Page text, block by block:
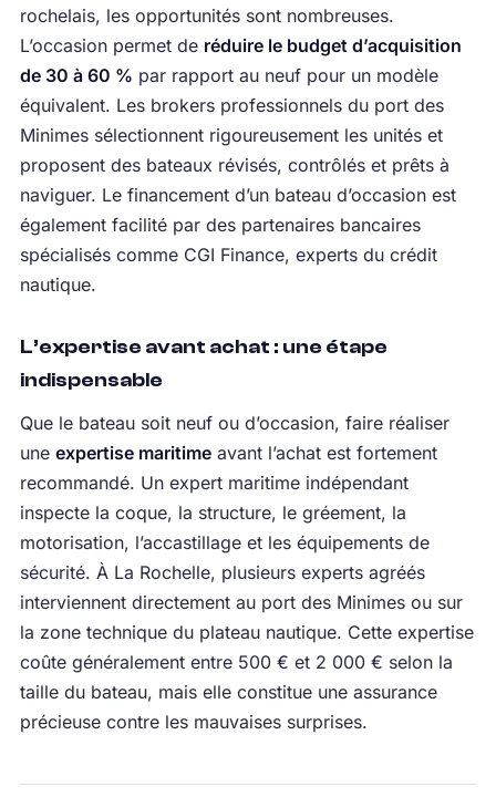
rochelais, les opportunités sont nombreuses.
L’occasion permet de réduire le budget d’acquisition
de 30 à 60 % par rapport au neuf pour un modèle
équivalent. Les brokers professionnels du port des
Minimes sélectionnent rigoureusement les unités et
proposent des bateaux révisés, contrôlés et prêts à
naviguer. Le financement d’un bateau d’occasion est
également facilité par des partenaires bancaires
spécialisés comme CGI Finance, experts du crédit
nautique.
L’expertise avant achat : une étape
indispensable
Que le bateau soit neuf ou d’occasion, faire réaliser
une expertise maritimeavant l’achat est fortement
recommandé. Un expert maritime indépendant
inspecte la coque, la structure, le gréement, la
motorisation, l’accastillage et les équipements de
sécurité. À La Rochelle, plusieurs experts agréés
interviennent directement au port des Minimes ou sur
la zone technique du plateau nautique. Cette expertise
coûte généralement entre 500 € et 2 000 € selon la
taille du bateau, mais elle constitue une assurance
précieuse contre les mauvaises surprises.